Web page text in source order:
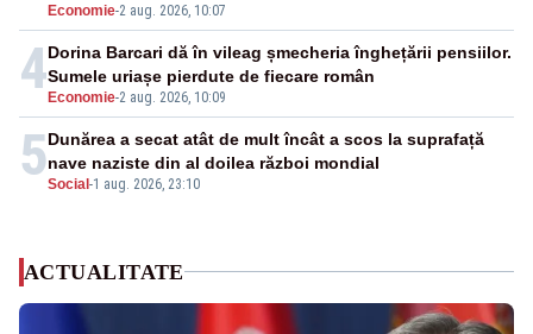
Economie-2 aug. 2026, 10:07
4Economie-2 aug. 2026, 10:09
Dorina Barcari dă în vileag șmecheria înghețării pensiilor.
Sumele uriașe pierdute de fiecare român
5Social-1 aug. 2026, 23:10
Dunărea a secat atât de mult încât a scos la suprafață
nave naziste din al doilea război mondial
ACTUALITATE